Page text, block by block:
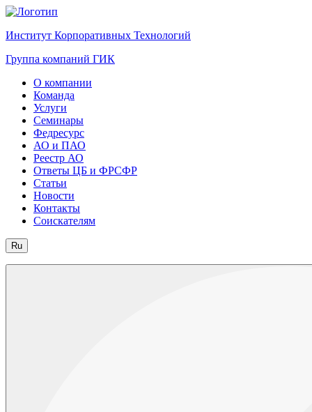
Институт Корпоративных Технологий
Группа компаний ГИК
О компании
Команда
Услуги
Семинары
Федресурс
АО и ПАО
Реестр АО
Ответы ЦБ и ФРСФР
Статьи
Новости
Контакты
Соискателям
Ru